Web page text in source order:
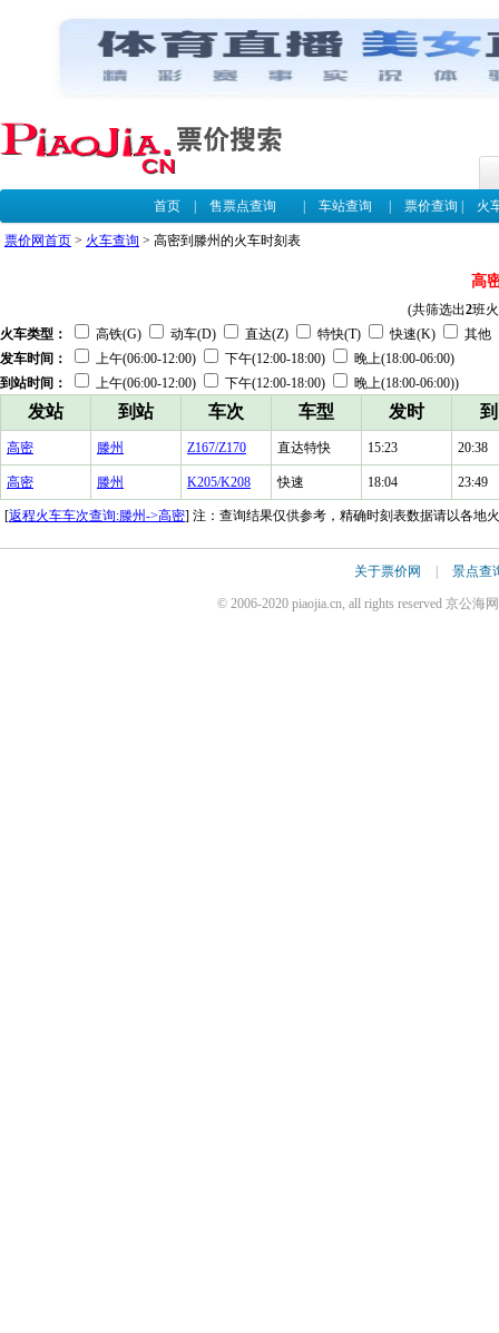
首页| 售票点查询 车站查询 票价查询 火
票价网首页 > 火车查询 > 高密到滕州的火车时刻表
高
(共筛选出2班
火车类型：
高铁(G) 动车(D) 直达(Z) 特快(T) 快速(K)
其他
发车时间：
上午(06:00-12:00) 下午(12:00-18:00)
晚上(18:00-06:00)
到站时间：
上午(06:00-12:00) 下午(12:00-18:00) 晚上(18:00-06:00))
发站 到站 车次 车型 发时
高密 滕州 Z167/Z170 直达特快 15:23 20:38
高密 滕州 K205/K208 快速 18:04 23:49
[返程火车车次查询:滕州->高密] 注：查询结果仅供参考，精确时刻表数据请以各地
关于票价网 | 景点查
© 2006-2020 piaojia.cn, all rights reserved 京公海